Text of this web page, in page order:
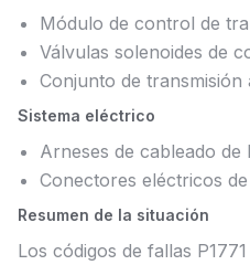
Módulo de control de
Válvulas solenoides de
Conjunto de transmisión
Sistema eléctrico
Arneses de cableado de
Conectores eléctricos
Resumen de la situación
Los códigos de fallas